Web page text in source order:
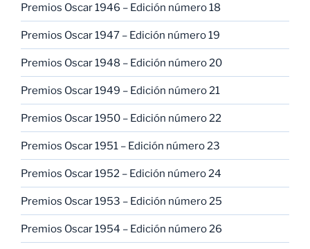
Premios Oscar 1946 – Edición número 18
Premios Oscar 1947 – Edición número 19
Premios Oscar 1948 – Edición número 20
Premios Oscar 1949 – Edición número 21
Premios Oscar 1950 – Edición número 22
Premios Oscar 1951 – Edición número 23
Premios Oscar 1952 – Edición número 24
Premios Oscar 1953 – Edición número 25
Premios Oscar 1954 – Edición número 26